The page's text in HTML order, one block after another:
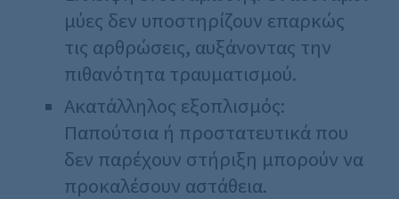
μύες δεν υποστηρίζουν επαρκώς
τις αρθρώσεις, αυξάνοντας την
πιθανότητα τραυματισμού.
Ακατάλληλος εξοπλισμός:
Παπούτσια ή προστατευτικά που
δεν παρέχουν στήριξη μπορούν να
προκαλέσουν αστάθεια.